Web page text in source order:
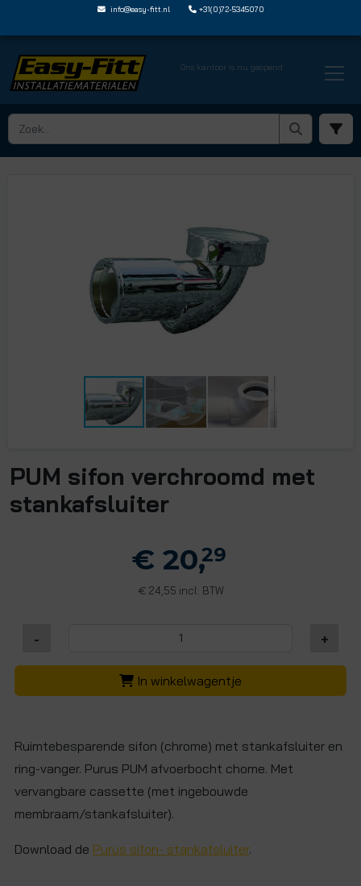
info@easy-fitt.nl +31(0)72-5345070
Ons kantoor is nu geopend
HOME › PURUS SIFONS SCHROBPUT AFDEKPLAAT AFVOERBUIS › 8075413
PUM sifon verchroomd met
stankafsluiter
€ 20,29
€24,55 incl. BTW
- +
In winkelwagentje
Ruimtebesparende sifon (chrome) met stankafsluiter en
ring-vanger. Purus PUM afvoerbocht chome. Met
vervangbare cassette (met ingebouwde
membraam/stankafsluiter).
Download de Purus sifon- stankafsluiter.